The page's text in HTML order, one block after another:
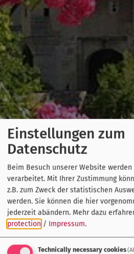
Einstellungen zum
Datenschutz
Beim Besuch unserer Website
verarbeitet. Mit Ihrer Zustimmung
z.B. zum Zweck der statistischen
werden. Sie können die hier
jederzeit abändern. Mehr dazu
protection / Impressum.
Technically necessary cookies